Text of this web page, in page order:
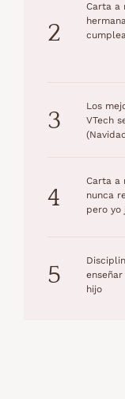
2
Carta a
3
Los
VTech
4
Carta a
nunca
pero yo
5
hijo